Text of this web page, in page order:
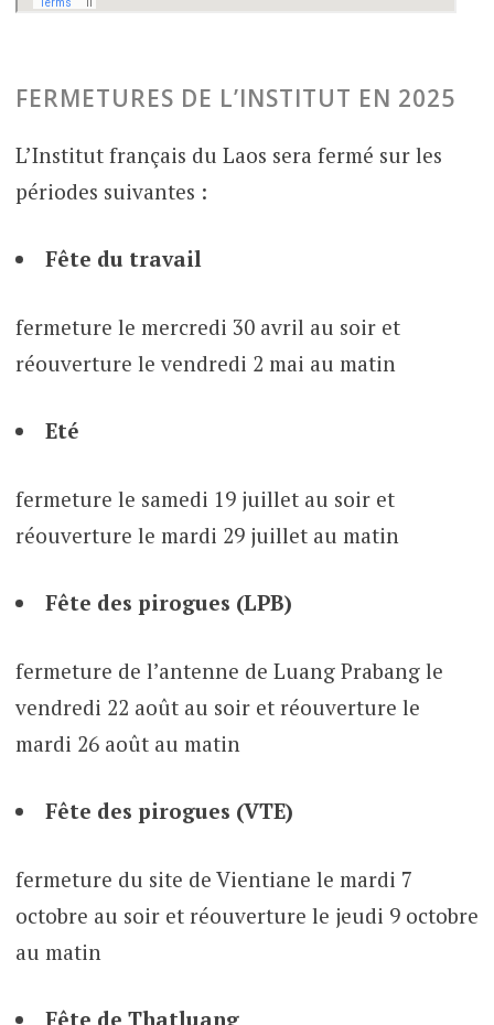
FERMETURES DE L’INSTITUT EN 2025
L’Institut français du Laos sera fermé sur les
périodes suivantes :
Fête du travail
fermeture le mercredi 30 avril au soir et
réouverture le vendredi 2 mai au matin
Eté
fermeture le samedi 19 juillet au soir et
réouverture le mardi 29 juillet au matin
Fête des pirogues (LPB)
fermeture de l’antenne de Luang Prabang le
vendredi 22 août au soir et réouverture le
mardi 26 août au matin
Fête des pirogues (VTE)
fermeture du site de Vientiane le mardi 7
octobre au soir et réouverture le jeudi 9 octobre
au matin
Fête de Thatluang